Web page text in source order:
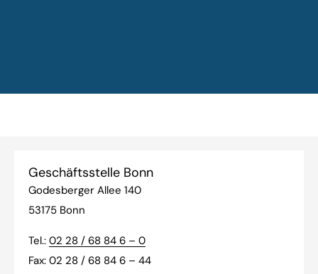
Geschäftsstelle Bonn
Godesberger Allee 140
53175 Bonn
Tel.: 02 28 / 68 84 6 – 0
Fax: 02 28 / 68 84 6 – 44